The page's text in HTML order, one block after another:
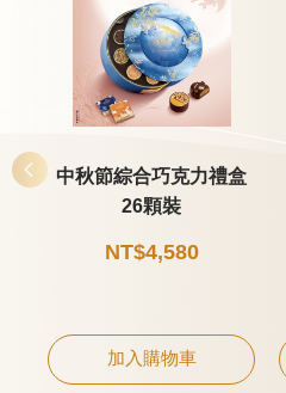
中秋節綜合巧克力禮盒
26顆裝
NT$4,580
加入購物車